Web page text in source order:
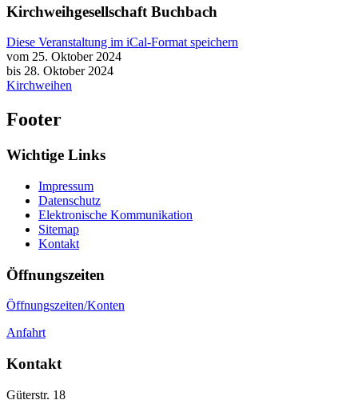
Kirchweihgesellschaft Buchbach
Diese Veranstaltung im iCal-Format speichern
vom 25. Oktober 2024
bis 28. Oktober 2024
Kirchweihen
Footer
Wichtige Links
Impressum
Datenschutz
Elektronische Kommunikation
Sitemap
Kontakt
Öffnungszeiten
Öffnungszeiten/Konten
Anfahrt
Kontakt
Güterstr. 18